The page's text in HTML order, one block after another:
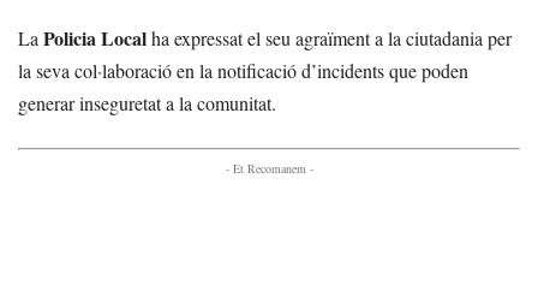
La Policia Localha expressat el seu agraïment a la ciutadania per
la seva col·laboració en la notificació d’incidents que poden
generar inseguretat a la comunitat.
- Et Recomanem -